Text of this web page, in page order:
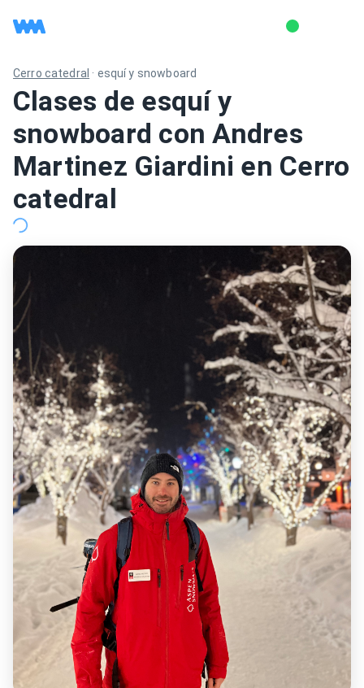
Cerro catedral · esquí y snowboard
Clases de esquí y
snowboard con Andres
Martinez Giardini en Cerro
catedral